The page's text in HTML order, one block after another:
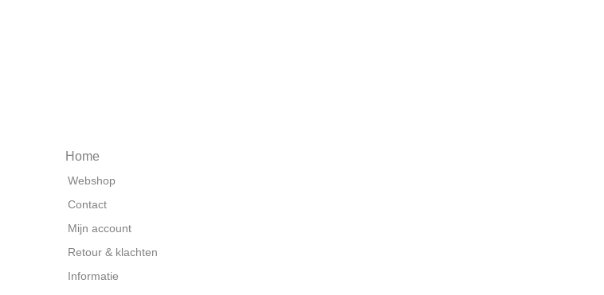
Home
Webshop
Contact
Mijn account
Retour & klachten
Informatie